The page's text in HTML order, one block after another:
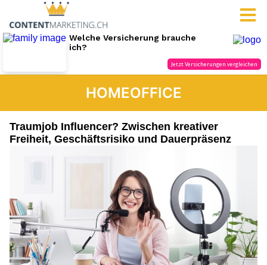
HOMEOFFICE
Traumjob Influencer? Zwischen kreativer
Freiheit, Geschäftsrisiko und Dauerpräsenz